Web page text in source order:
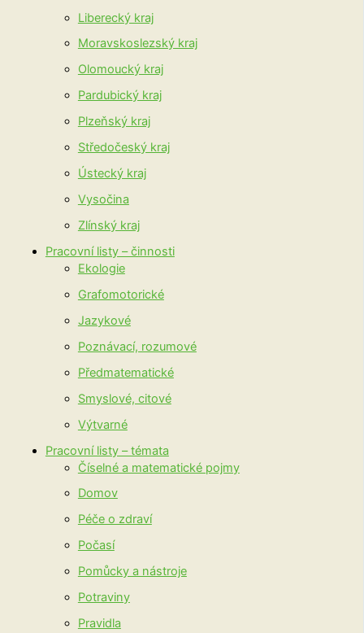
Liberecký kraj
Moravskoslezský kraj
Olomoucký kraj
Pardubický kraj
Plzeňský kraj
Středočeský kraj
Ústecký kraj
Vysočina
Zlínský kraj
Pracovní listy – činnosti
Ekologie
Grafomotorické
Jazykové
Poznávací, rozumové
Předmatematické
Smyslové, citové
Výtvarné
Pracovní listy – témata
Číselné a matematické pojmy
Domov
Péče o zdraví
Počasí
Pomůcky a nástroje
Potraviny
Pravidla